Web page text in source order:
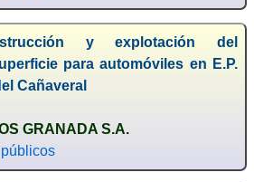
y explotación del
para automóviles en E.P.
Cañaveral
GRANADA S.A.